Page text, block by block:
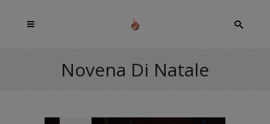
Novena Di Natale